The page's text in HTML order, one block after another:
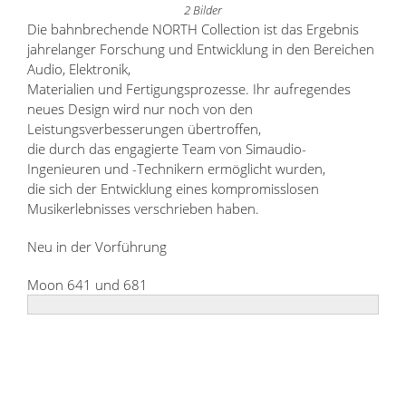
2 Bilder
Die bahnbrechende NORTH Collection ist das Ergebnis
jahrelanger Forschung und Entwicklung in den Bereichen
Audio, Elektronik,
Materialien und Fertigungsprozesse. Ihr aufregendes
neues Design wird nur noch von den
Leistungsverbesserungen übertroffen,
die durch das engagierte Team von Simaudio-
Ingenieuren und -Technikern ermöglicht wurden,
die sich der Entwicklung eines kompromisslosen
Musikerlebnisses verschrieben haben.
Neu in der Vorführung
Moon 641 und 681